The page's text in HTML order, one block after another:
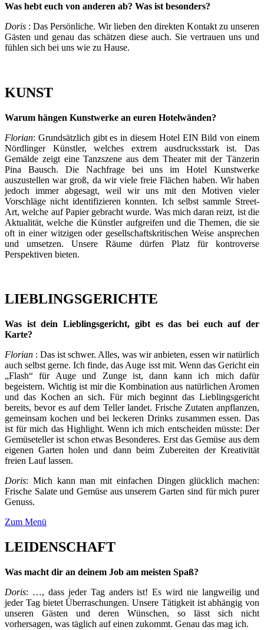
Was hebt euch von anderen ab? Was ist besonders?
Doris : Das Persönliche. Wir lieben den direkten Kontakt zu unseren
Gästen und genau das schätzen diese auch. Sie vertrauen uns und
fühlen sich bei uns wie zu Hause.
KUNST
Warum hängen Kunstwerke an euren Hotelwänden?
Florian: Grundsätzlich gibt es in diesem Hotel EIN Bild von einem
Nördlinger Künstler, welches extrem ausdrucksstark ist. Das
Gemälde zeigt eine Tanzszene aus dem Theater mit der Tänzerin
Pina Bausch. Die Nachfrage bei uns im Hotel Kunstwerke
auszustellen war groß, da wir viele freie Flächen haben. Wir haben
jedoch immer abgesagt, weil wir uns mit den Motiven vieler
Vorschläge nicht identifizieren konnten. Ich selbst sammle Street-
Art, welche auf Papier gebracht wurde. Was mich daran reizt, ist die
Aktualität, welche die Künstler aufgreifen und die Themen, die sie
oft in einer witzigen oder gesellschaftskritischen Weise ansprechen
und umsetzen. Unsere Räume dürfen Platz für kontroverse
Perspektiven bieten.
LIEBLINGSGERICHTE
Was ist dein Lieblingsgericht, gibt es das bei euch auf der
Karte?
Florian : Das ist schwer. Alles, was wir anbieten, essen wir natürlich
auch selbst gerne. Ich finde, das Auge isst mit. Wenn das Gericht ein
„Flash“ für Auge und Zunge ist, dann kann ich mich dafür
begeistern. Wichtig ist mir die Kombination aus natürlichen Aromen
und das Kochen an sich. Für mich beginnt das Lieblingsgericht
bereits, bevor es auf dem Teller landet. Frische Zutaten anpflanzen,
gemeinsam kochen und bei leckeren Drinks zusammen essen. Das
ist für mich das Highlight. Wenn ich mich entscheiden müsste: Der
Gemüseteller ist schon etwas Besonderes. Erst das Gemüse aus dem
eigenen Garten holen und dann beim Zubereiten der Kreativität
freien Lauf lassen.
Doris: Mich kann man mit einfachen Dingen glücklich machen:
Frische Salate und Gemüse aus unserem Garten sind für mich purer
Genuss.
Zum Menü
LEIDENSCHAFT
Was macht dir an deinem Job am meisten Spaß?
Doris: …, dass jeder Tag anders ist! Es wird nie langweilig und
jeder Tag bietet Überraschungen. Unsere Tätigkeit ist abhängig von
unseren Gästen und deren Wünschen, so lässt sich nicht
vorhersagen, was täglich auf einen zukommt. Genau das mag ich.